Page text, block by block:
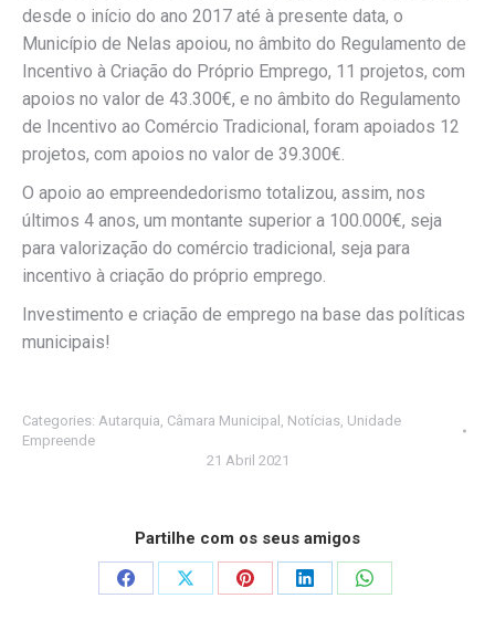
desde o início do ano 2017 até à presente data, o
Município de Nelas apoiou, no âmbito do Regulamento de
Incentivo à Criação do Próprio Emprego, 11 projetos, com
apoios no valor de 43.300€, e no âmbito do Regulamento
de Incentivo ao Comércio Tradicional, foram apoiados 12
projetos, com apoios no valor de 39.300€.
O apoio ao empreendedorismo totalizou, assim, nos
últimos 4 anos, um montante superior a 100.000€, seja
para valorização do comércio tradicional, seja para
incentivo à criação do próprio emprego.
Investimento e criação de emprego na base das políticas
municipais!
Categories: Autarquia, Câmara Municipal , Notícias, Unidade
Empreende
21 Abril 2021
Partilhe com os seus amigos
Share
Share
Share
Share
Share